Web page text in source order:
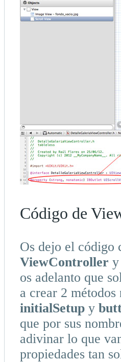
Código de
Os dejo el código
ViewController y
os adelanto que
a crear 2 métodos
initialSetup y
que por sus
adivinar lo que
propiedades tan